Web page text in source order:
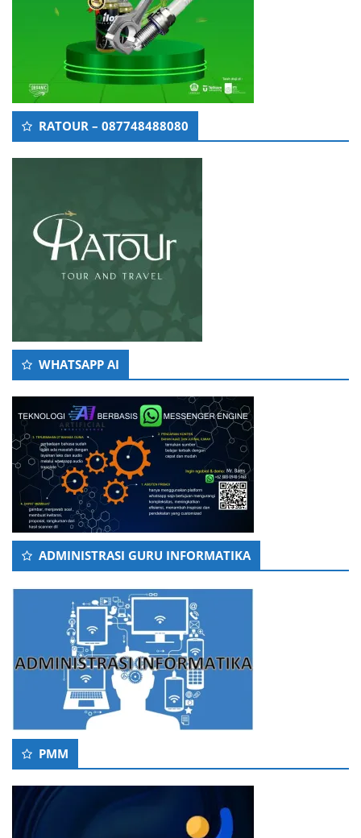
RATOUR – 087748488080
WHATSAPP AI
ADMINISTRASI GURU INFORMATIKA
PMM